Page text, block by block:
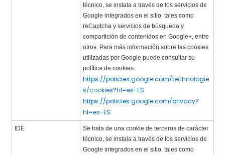
técnico, se instala a través de los servicios de
Google integrados en el sitio, tales como
reCaptcha y servicios de búsqueda y
compartición de contenidos en Google+, entre
otros. Para más información sobre las cookies
utilizadas por Google puede consultar su
política de cookies:
https://policies.google.com/technologie
s/cookies?hl=es-ES
https://policies.google.com/privacy?
hl=es-ES
IDE
Se trata de una cookie de terceros de carácter
técnico, se instala a través de los servicios de
Google integrados en el sitio, tales como